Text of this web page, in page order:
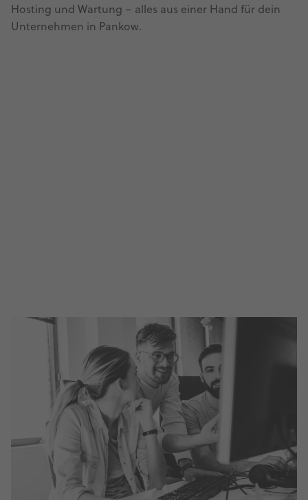
Hosting und Wartung – alles aus einer Hand für dein
Unternehmen in Pankow.